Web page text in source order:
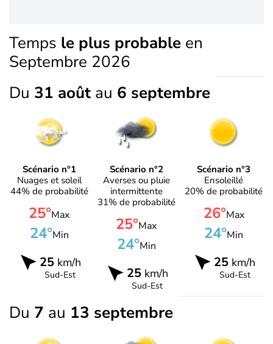
Temps le plus probable en
Septembre 2026
Du 31 août au 6 septembre
Scénario n°1
Nuages et soleil
44% de probabilité
25°Max
24°Min
25km/h
Sud-Est
Scénario n°2
Averses ou pluie
intermittente
31% de probabilité
25°Max
24°Min
25km/h
Sud-Est
Scénario n°3
Ensoleillé
20% de probabilité
26°Max
24°Min
25 km/h
Sud-Est
Du 7 au 13 septembre